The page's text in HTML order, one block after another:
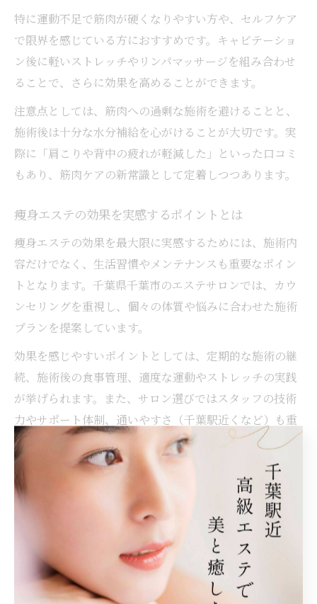
特に運動不足で筋肉が硬くなりやすい方や、セルフケア
で限界を感じている方におすすめです。キャビテーショ
ン後に軽いストレッチやリンパマッサージを組み合わせ
ることで、さらに効果を高めることができます。
注意点としては、筋肉への過剰な施術を避けることと、
施術後は十分な水分補給を心がけることが大切です。実
際に「肩こりや背中の疲れが軽減した」といった口コミ
もあり、筋肉ケアの新常識として定着しつつあります。
痩身エステの効果を実感するポイントとは
痩身エステの効果を最大限に実感するためには、施術内
容だけでなく、生活習慣やメンテナンスも重要なポイン
トとなります。千葉県千葉市のエステサロンでは、カウ
ンセリングを重視し、個々の体質や悩みに合わせた施術
プランを提案しています。
効果を感じやすいポイントとしては、定期的な施術の継
続、施術後の食事管理、適度な運動やストレッチの実践
が挙げられます。また、サロン選びではスタッフの技術
力やサポート体制、通いやすさ（千葉駅近くなど）も重
視されます。
失敗例としては、短期間で劇的な変化を求めすぎて無理
な施術や自己流のケアを続けてしまうケースがありま
す。まずは体験コースから始め、自分に合ったペースで
無理なく続けることが、効果を実感するための大切なコ
ツです。
脂肪冷却と筋肉強化の相乗効果を徹底解説